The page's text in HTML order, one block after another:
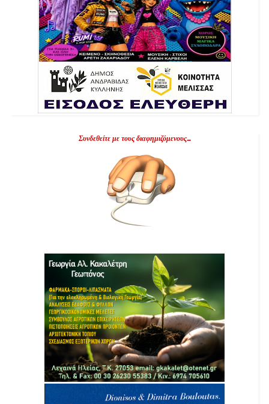
Συνδεθείτε με τους διαφημιζόμενους...